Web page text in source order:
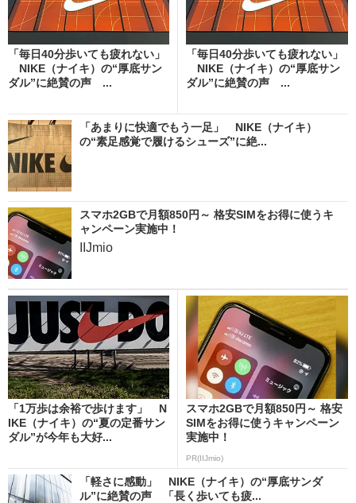
「毎日40分歩いても疲れない」
NIKE（ナイキ）の“厚底サン
ダル”に絶賛の声 ...
「毎日40分歩いても疲れない」
NIKE（ナイキ）の“厚底サン
ダル”に絶賛の声 ...
「あまりに快適でもう一足」 NIKE（ナイキ）
の“素足感覚で履けるシューズ”に絶...
スマホ2GBで月額850円～ 格安SIMをお得に使うキ
ャンペーン実施中！
IIJmio
「1万歩は余裕で歩けます」 N
IKE（ナイキ）の“夏の定番サン
ダル”が今年も大好...
スマホ2GBで月額850円～ 格安
SIMをお得に使うキャンペーン
実施中！
PR(IIJmio)
「軽さに感動」 NIKE（ナイキ）の“厚底サンダ
ル”に絶賛の声 「長く歩いても疲...